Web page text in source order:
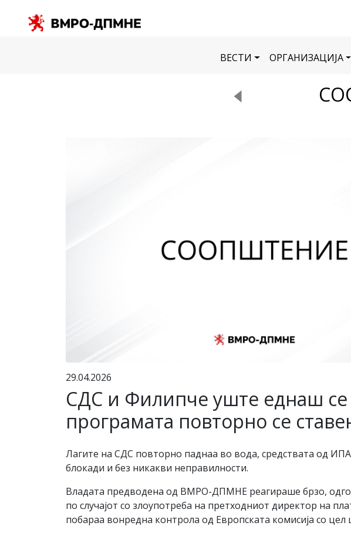
ВЕСТИ ОРГАНИЗАЦИЈА
29.04.2026
СДС и Филипче уште еднаш
програмата повторно се
Лагите на СДС повторно паднаа во вода, средствата од
блокади и без никакви неправилности.
Владата предводена од ВМРО-ДПМНЕ реагираше брзо,
по случајот со злоупотреба на претходниот директор на
побараа вонредна контрола од Европската комисија со цел